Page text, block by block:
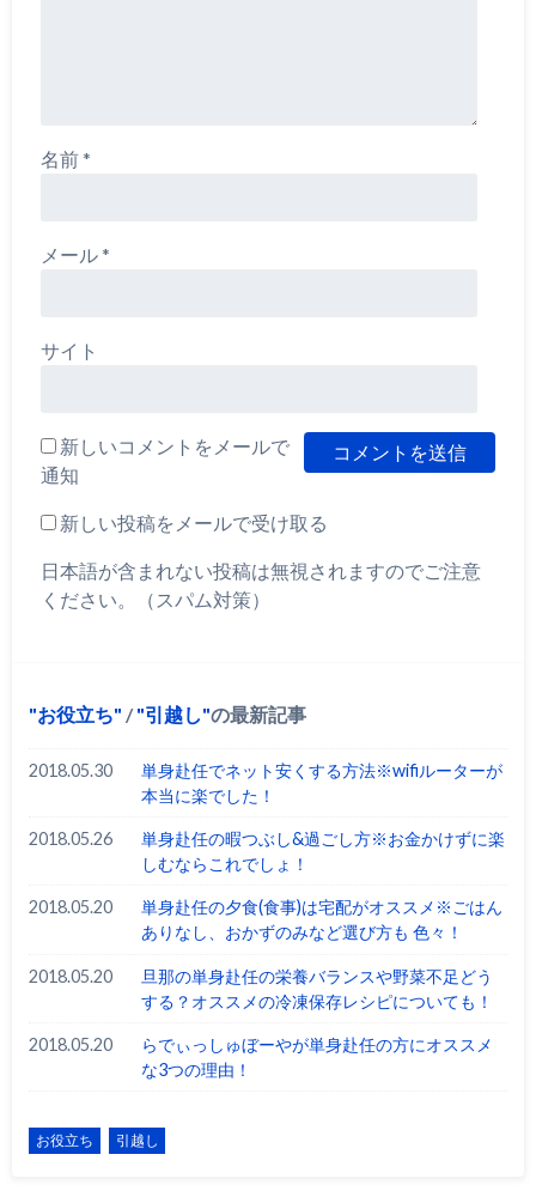
名前*
メール*
サイト
新しいコメントをメールで
通知
新しい投稿をメールで受け取る
日本語が含まれない投稿は無視されますのでご注意
ください。（スパム対策）
お役立ち / 引越し の最新記事
2018.05.30
単身赴任でネット安くする方法※wifiルーターが
本当に楽でした！
2018.05.26
単身赴任の暇つぶし&過ごし方※お金かけずに楽
しむならこれでしょ！
2018.05.20
単身赴任の夕食(食事)は宅配がオススメ※ごはん
ありなし、おかずのみなど選び方も 色々！
2018.05.20
旦那の単身赴任の栄養バランスや野菜不足どう
する？オススメの冷凍保存レシピについても！
2018.05.20
らでぃっしゅぼーやが単身赴任の方にオススメ
な3つの理由！
お役立ち 引越し